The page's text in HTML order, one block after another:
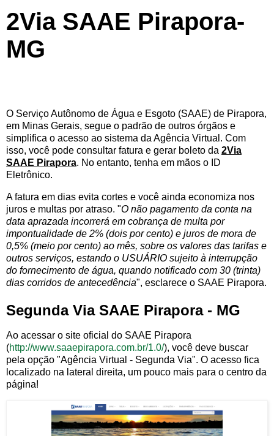
2Via SAAE Pirapora-
MG
O Serviço Autônomo de Água e Esgoto (SAAE) de Pirapora,
em Minas Gerais, segue o padrão de outros órgãos e
simplifica o acesso ao sistema da Agência Virtual. Com
isso, você pode consultar fatura e gerar boleto da 2Via
SAAE Pirapora. No entanto, tenha em mãos o ID
Eletrônico.
A fatura em dias evita cortes e você ainda economiza nos
juros e multas por atraso. "O não pagamento da conta na
data aprazada incorrerá em cobrança de multa por
impontualidade de 2% (dois por cento) e juros de mora de
0,5% (meio por cento) ao mês, sobre os valores das tarifas e
outros serviços, estando o USUÁRIO sujeito à interrupção
do fornecimento de água, quando notificado com 30 (trinta)
dias corridos de antecedência", esclarece o SAAE Pirapora.
Segunda Via SAAE Pirapora - MG
Ao acessar o site oficial do SAAE Pirapora
(http://www.saaepirapora.com.br/1.0/), você deve buscar
pela opção "Agência Virtual - Segunda Via". O acesso fica
localizado na lateral direita, um pouco mais para o centro da
página!